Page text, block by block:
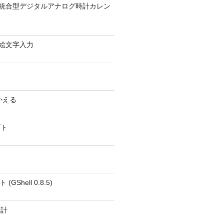
合型デジタルアナログ時計カレン
文字入力
える
(GShell 0.8.5)